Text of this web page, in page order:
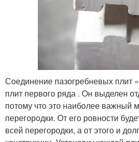
Соединение пазогребневых плит
плит первого ряда . Он выделен
потому что это наиболее важный
перегородки. От его ровности
всей перегородки, а от этого и